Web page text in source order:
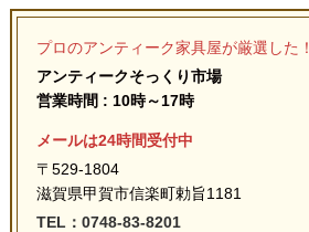
プロのアンティーク家具屋が厳選した！
アンティークそっくり市場
営業時間 : 10時～17時
メールは24時間受付中
〒529-1804
滋賀県甲賀市信楽町勅旨1181
TEL：0748-83-8201